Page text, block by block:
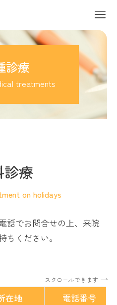
診療
treatments
療
on holidays
話でお問合せの上、来院
ちください。
スクロールできます
在地
電話番号